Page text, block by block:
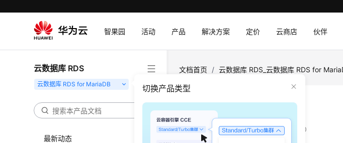
智果园 活动 产品 解决方案 定价 云商店 伙伴
云数据库 RDS
切换产品类型
最新动态
文档首页 / 云数据库 RDS_云数据库 RDS for
安全
更新时间：2026-02-11 GMT+08:00